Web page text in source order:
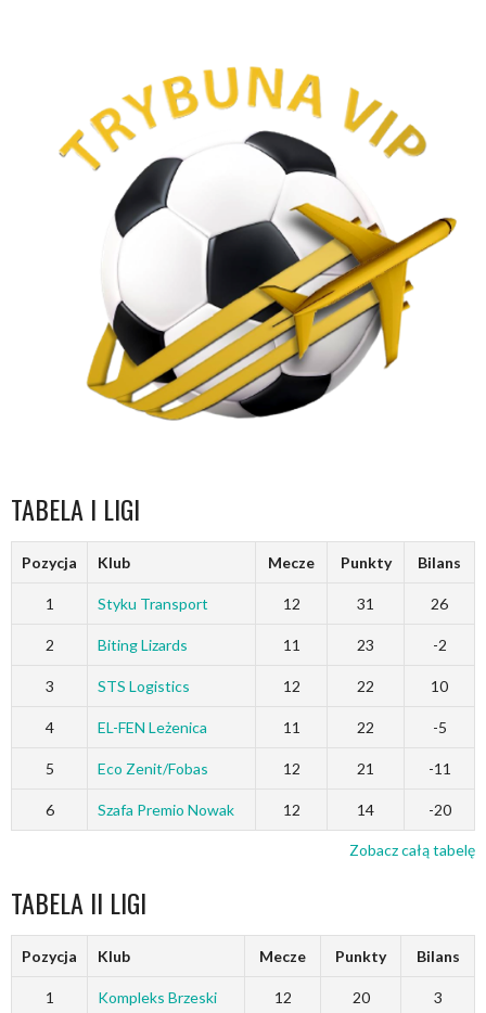
TABELA I LIGI
Pozycja Klub Mecze Punkty Bilans
1 Styku Transport 12 31 26
2 Biting Lizards 11 23 -2
3 STS Logistics 12 22 10
4 EL-FEN Leżenica 11 22 -5
5 Eco Zenit/Fobas 12 21 -11
6 Szafa Premio Nowak 12 14 -20
Zobacz całą tabelę
TABELA II LIGI
Pozycja Klub Mecze Punkty Bilans
1 Kompleks Brzeski 12 20 3